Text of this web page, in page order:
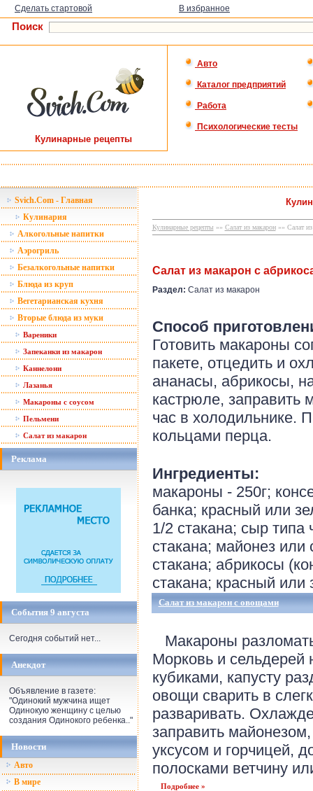
Сделать стартовой В избранное
Поиск
Кулинарные рецепты
Авто
Каталог предприятий
Работа
Психологические тесты
Svich.Com - Главная
Кулинария
Алкогольные напитки
Аэрогриль
Безалкогольные напитки
Блюда из круп
Вегетарианская кухня
Вторые блюда из муки
Вареники
Запеканки из макарон
Каннелони
Лазанья
Макароны с соусом
Пельмени
Салат из макарон
Реклама
События 9 августа
Сегодня событий нет...
Анекдот
Объявление в газете:
"Одинокий мужчина ищет
Одинокую женщину с целью
создания Одинокого ребенка.."
Новости
Авто
В мире
Кулинарные рецепты »» Салат из макарон»» Салат из
Салат из макарон с
Раздел: Салат из макарон
Способ
Готовить макароны
пакете, отцедить и
ананасы, абрикосы,
кастрюле, заправить
час в холодильнике.
кольцами перца.
Ингредиенты:
макароны - 250г;
банка; красный или
1/2 стакана; сыр типа
стакана; майонез или
стакана; абрикосы
стакана; красный
Салат из макарон с овощами
Макароны
Морковь и сельдерей
кубиками, капусту
овощи сварить в
разваривать.
заправить
уксусом и горчицей,
полосками ветчину
Подробнее »